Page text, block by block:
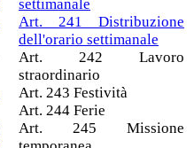
settimanale
Art. 241 Distribuzione
dell'orario settimanale
Art. 242 Lavoro
straordinario
Art. 243 Festività
Art. 244 Ferie
Art. 245 Missione